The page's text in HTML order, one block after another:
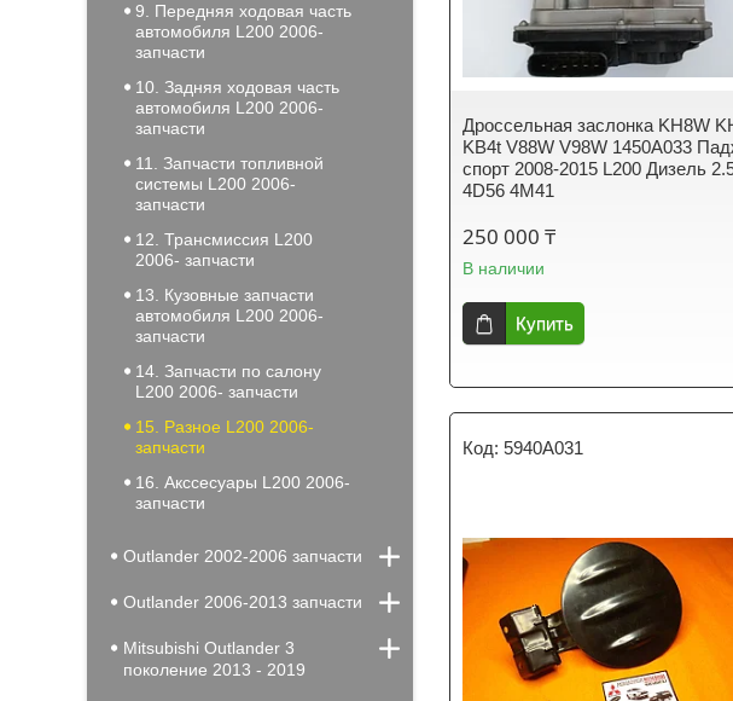
Дроссельная заслонка KH8W
KB4t V88W V98W 1450A033
спорт 2008-2015 L200 Дизель
4D56 4M41
250 000 ₸
В наличии
Купить
5940A031
9. Передняя ходовая часть
автомобиля L200 2006-
запчасти
10. Задняя ходовая часть
автомобиля L200 2006-
запчасти
11. Запчасти топливной
системы L200 2006-
запчасти
12. Трансмиссия L200
2006- запчасти
13. Кузовные запчасти
автомобиля L200 2006-
запчасти
14. Запчасти по салону
L200 2006- запчасти
15. Разное L200 2006-
запчасти
16. Акссесуары L200 2006-
запчасти
Outlander 2002-2006 запчасти
Outlander 2006-2013 запчасти
Mitsubishi Outlander 3
поколение 2013 - 2019